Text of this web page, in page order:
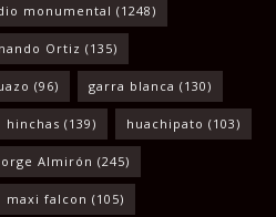
monumental (1248)
Ortiz (135)
(96) garra blanca (130)
hinchas (139) huachipato (103)
Almirón (245)
maxi falcon (105)